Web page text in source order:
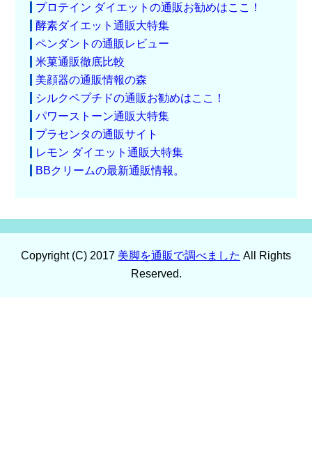
プロテイン ダイエットの通販お勧めはここ！
酵素ダイエット通販大特集
ペンダントの通販レビュー
米菓通販徹底比較
美顔器の通販情報の森
シルクペプチドの通販お勧めはここ！
パワーストーン通販大特集
プラセンタの通販サイト
レモン ダイエット通販大特集
BBクリームの最新通販情報。
Copyright (C) 2017 美脚を通販で調べました All Rights
Reserved.